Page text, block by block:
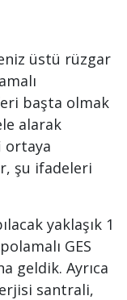
üstü rüzgar
başta olmak
alarak
ortaya
şu ifadeleri
yaklaşık 1
GES
geldik. Ayrıca
santrali,